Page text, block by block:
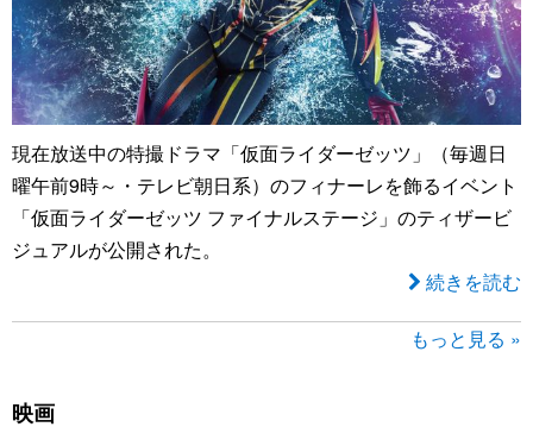
現在放送中の特撮ドラマ「仮面ライダーゼッツ」（毎週日
曜午前9時～・テレビ朝日系）のフィナーレを飾るイベント
「仮面ライダーゼッツ ファイナルステージ」のティザービ
ジュアルが公開された。
続きを読む
もっと見る »
映画